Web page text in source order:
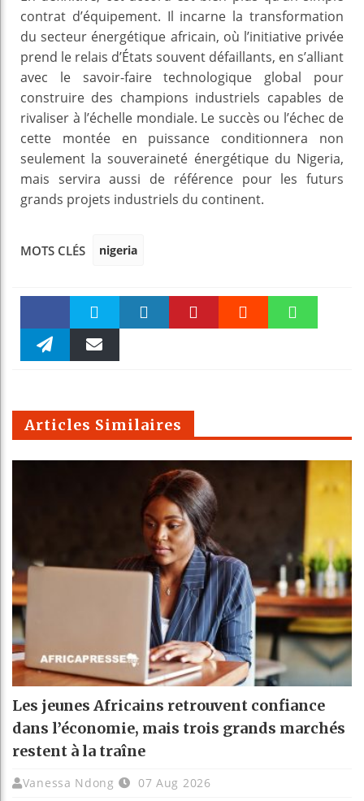
contrat d’équipement. Il incarne la transformation
du secteur énergétique africain, où l’initiative privée
prend le relais d’États souvent défaillants, en s’alliant
avec le savoir-faire technologique global pour
construire des champions industriels capables de
rivaliser à l’échelle mondiale. Le succès ou l’échec de
cette montée en puissance conditionnera non
seulement la souveraineté énergétique du Nigeria,
mais servira aussi de référence pour les futurs
grands projets industriels du continent.
MOTS CLÉS nigeria
Faceboo Twitter
m
Articles Similaires
Les jeunes Africains retrouvent confiance
dans l’économie, mais trois grands marchés
restent à la traîne
Vanessa Ndong 07 Aug 2026